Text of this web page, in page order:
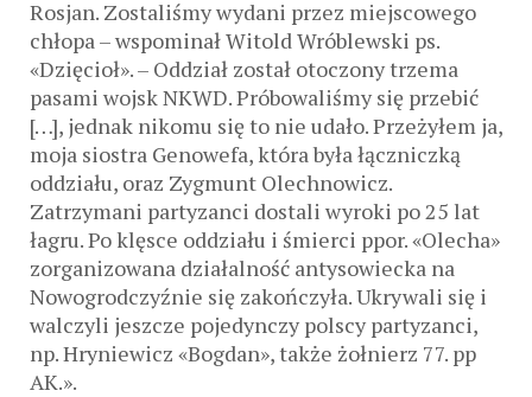
Rosjan. Zostaliśmy wydani przez miejscowego
chłopa – wspominał Witold Wróblewski ps.
«Dzięcioł». – Oddział został otoczony trzema
pasami wojsk NKWD. Próbowaliśmy się przebić
[…], jednak nikomu się to nie udało. Przeżyłem ja,
moja siostra Genowefa, która była łączniczką
oddziału, oraz Zygmunt Olechnowicz.
Zatrzymani partyzanci dostali wyroki po 25 lat
łagru. Po klęsce oddziału i śmierci ppor. «Olecha»
zorganizowana działalność antysowiecka na
Nowogrodczyźnie się zakończyła. Ukrywali się i
walczyli jeszcze pojedynczy polscy partyzanci,
np. Hryniewicz «Bogdan», także żołnierz 77. pp
AK.».